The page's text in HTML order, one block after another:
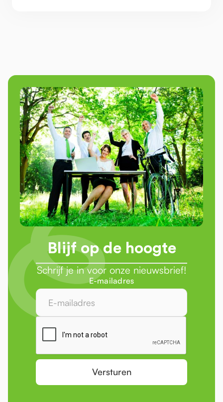
Blijf op de hoogte
Schrijf je in voor onze nieuwsbrief!
E-mailadres